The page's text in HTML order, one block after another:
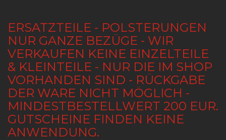
ERSATZTEILE - POLSTERUNGEN
NUR GANZE BEZÜGE - WIR
VERKAUFEN KEINE EINZELTEILE
& KLEINTEILE - NUR DIE IM SHOP
VORHANDEN SIND - RÜCKGABE
DER WARE NICHT MÖGLICH -
MINDESTBESTELLWERT 200 EUR.
GUTSCHEINE FINDEN KEINE
ANWENDUNG.